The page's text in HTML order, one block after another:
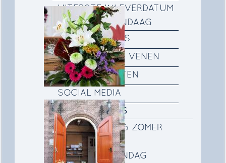
UITERSTE INLEVERDATUM
KOPY KERKVANDAAG
GEMEENTEGIDS
FILM DE RONDE VENEN
IKO ACTIVITEITEN
SOCIAL MEDIA
FOTOALBUMS
12 JULI 2026 ZOMER
ZWAAI EN
BEDANKZONDAG